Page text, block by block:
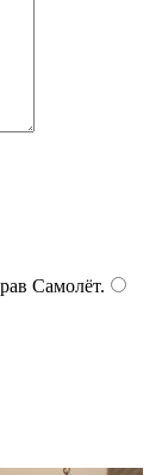
Самолёт.